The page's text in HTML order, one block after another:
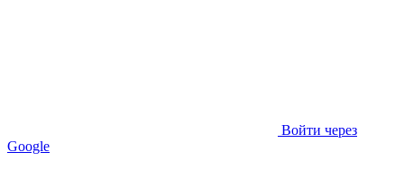
Войти через
Google